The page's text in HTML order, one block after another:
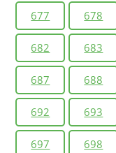
677 678
682 683
687 688
692 693
697 698